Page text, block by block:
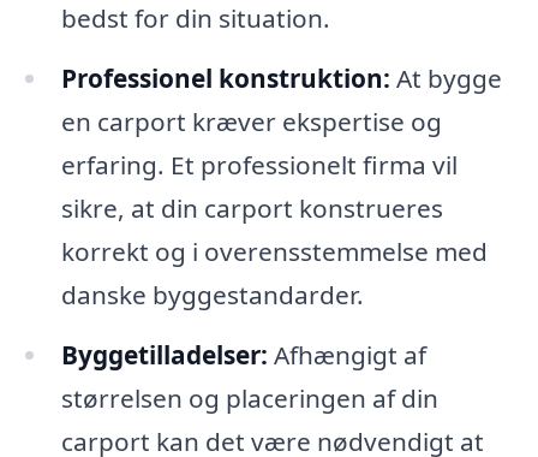
bedst for din situation.
Professionel konstruktion: At bygge
en carport kræver ekspertise og
erfaring. Et professionelt firma vil
sikre, at din carport konstrueres
korrekt og i overensstemmelse med
danske byggestandarder.
Byggetilladelser: Afhængigt af
størrelsen og placeringen af din
carport kan det være nødvendigt at